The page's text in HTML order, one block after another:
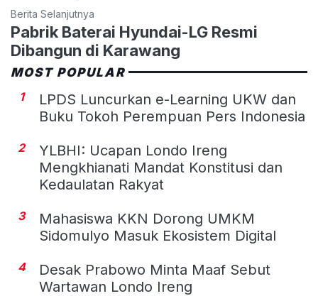
Berita Selanjutnya
Pabrik Baterai Hyundai-LG Resmi
Dibangun di Karawang
MOST POPULAR
1
LPDS Luncurkan e-Learning UKW dan
Buku Tokoh Perempuan Pers Indonesia
2
YLBHI: Ucapan Londo Ireng
Mengkhianati Mandat Konstitusi dan
Kedaulatan Rakyat
3
Mahasiswa KKN Dorong UMKM
Sidomulyo Masuk Ekosistem Digital
4
Desak Prabowo Minta Maaf Sebut
Wartawan Londo Ireng